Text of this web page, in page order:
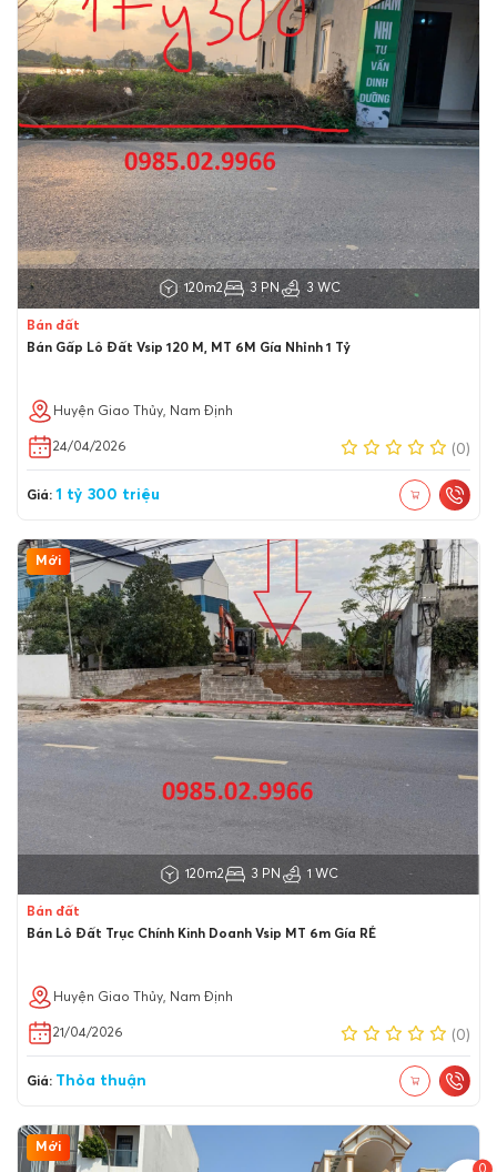
0
120m2 3 PN 3 WC
Bán đất
Bán Gấp Lô Đất Vsip 120 M, MT 6M Gía Nhỉnh 1 Tỷ
Huyện Giao Thủy, Nam Định
24/04/2026 (0)
Giá: 1 tỷ 300 triệu
Mới
120m2 3 PN 1 WC
Bán đất
Bán Lô Đất Trục Chính Kinh Doanh Vsip MT 6m Gía RẺ
Huyện Giao Thủy, Nam Định
21/04/2026 (0)
Giá: Thỏa thuận
Mới